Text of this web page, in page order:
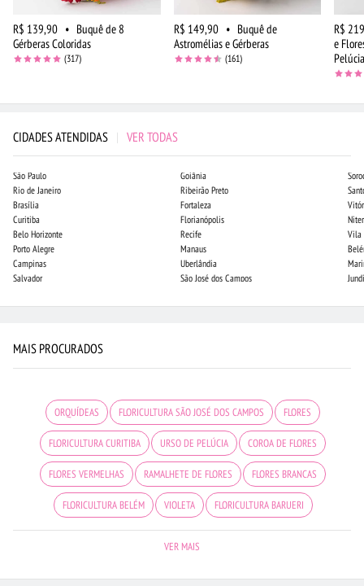
R$ 139,90 • Buquê de 8
Gérberas Coloridas
(317)
R$ 149,90 • Buquê de
Astromélias e Gérberas
(161)
R$
e
Pelúcia
CIDADES ATENDIDAS | VER TODAS
São Paulo
Rio de Janeiro
Brasília
Curitiba
Belo Horizonte
Porto Alegre
Campinas
Salvador
Goiânia
Ribeirão Preto
Fortaleza
Florianópolis
Recife
Manaus
Uberlândia
São José dos Campos
Vila
MAIS PROCURADOS
ORQUÍDEAS FLORICULTURA SÃO JOSÉ DOS CAMPOS FLORES
FLORICULTURA CURITIBA URSO DE PELÚCIA COROA DE FLORES
FLORES VERMELHAS RAMALHETE DE FLORES FLORES BRANCAS
FLORICULTURA BELÉM VIOLETA FLORICULTURA BARUERI
VER MAIS